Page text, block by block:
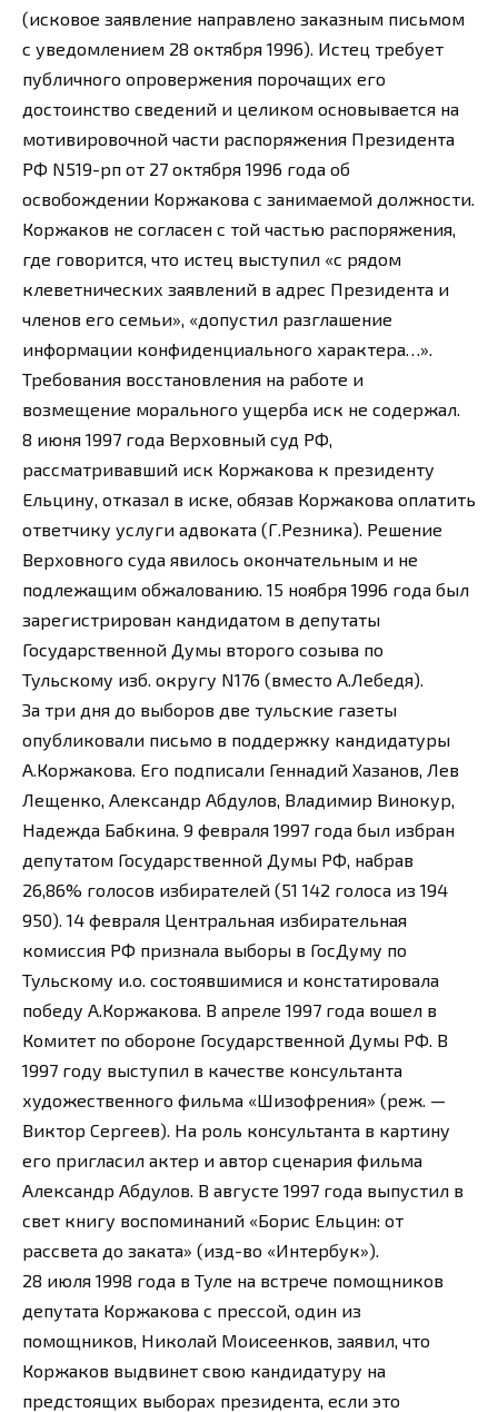
(исковое заявление направлено заказным письмом
с уведомлением 28 октября 1996). Истец требует
публичного опровержения порочащих его
достоинство сведений и целиком основывается на
мотивировочной части распоряжения Президента
РФ N519-рп от 27 октября 1996 года об
освобождении Коржакова с занимаемой должности.
Коржаков не согласен с той частью распоряжения,
где говорится, что истец выступил «с рядом
клеветнических заявлений в адрес Президента и
членов его семьи», «допустил разглашение
информации конфиденциального характера…».
Требования восстановления на работе и
возмещение морального ущерба иск не содержал.
8 июня 1997 года Верховный суд РФ,
рассматривавший иск Коржакова к президенту
Ельцину, отказал в иске, обязав Коржакова оплатить
ответчику услуги адвоката (Г.Резника). Решение
Верховного суда явилось окончательным и не
подлежащим обжалованию. 15 ноября 1996 года был
зарегистрирован кандидатом в депутаты
Государственной Думы второго созыва по
Тульскому изб. округу N176 (вместо А.Лебедя).
За три дня до выборов две тульские газеты
опубликовали письмо в поддержку кандидатуры
А.Коржакова. Его подписали Геннадий Хазанов, Лев
Лещенко, Александр Абдулов, Владимир Винокур,
Надежда Бабкина. 9 февраля 1997 года был избран
депутатом Государственной Думы РФ, набрав
26,86% голосов избирателей (51 142 голоса из 194
950). 14 февраля Центральная избирательная
комиссия РФ признала выборы в ГосДуму по
Тульскому и.о. состоявшимися и констатировала
победу А.Коржакова. В апреле 1997 года вошел в
Комитет по обороне Государственной Думы РФ. В
1997 году выступил в качестве консультанта
художественного фильма «Шизофрения» (реж. —
Виктор Сергеев). На роль консультанта в картину
его пригласил актер и автор сценария фильма
Александр Абдулов. В августе 1997 года выпустил в
свет книгу воспоминаний «Борис Ельцин: от
рассвета до заката» (изд-во «Интербук»).
28 июля 1998 года в Туле на встрече помощников
депутата Коржакова с прессой, один из
помощников, Николай Моисеенков, заявил, что
Коржаков выдвинет свою кандидатуру на
предстоящих выборах президента, если это